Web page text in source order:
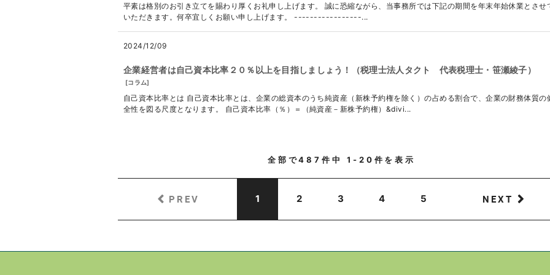
平素は格別のお引き立てを賜わり厚くお礼申し上げます。 誠に恐縮ながら、当事務所では下記の期間を年末年始休業とさせ
いただきます。何卒宜しくお願い申し上げます。 -----------------...
2024/12/09
企業経営者は自己資本比率２０％以上を目指しましょう！（税理士法人タクト 代表税理士・笹瀬綾子）
[コラム]
自己資本比率とは 自己資本比率とは、企業の総資本のうち純資産（新株予約権を除く）の占める割合で、企業の財務体質の
全性を図る尺度となります。 自己資本比率（％）＝（純資産－新株予約権）&divi...
全部で487件中 1-20 件を表示
PREV 1 2 3 4 5 NEXT